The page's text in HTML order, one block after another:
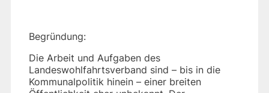
Begründung:
Die Arbeit und Aufgaben des
Landeswohlfahrtsverband sind – bis in die
Kommunalpolitik hinein – einer breiten